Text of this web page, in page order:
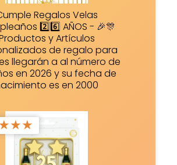
Regalos Velas
2️⃣6️⃣ AÑOS - 🎉🎊
y Artículos
de regalo para
llegarán a al número de
en 2026 y su fecha de
es en 2000
★★